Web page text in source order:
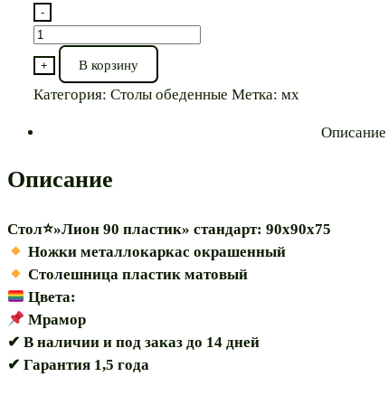
-
Количество
товара
Стол⭐"Лион
90
+ В корзину
Категория:Столы обеденные Метка:мх
Описание
Описание
Стол⭐»Лион 90 пластик» стандарт: 90х90х75
️ Ножки металлокаркас окрашенный
️ Столешница пластик матовый
Цвета:
Мрамор
✔ В наличии и под заказ до 14 дней
✔ Гарантия 1,5 года